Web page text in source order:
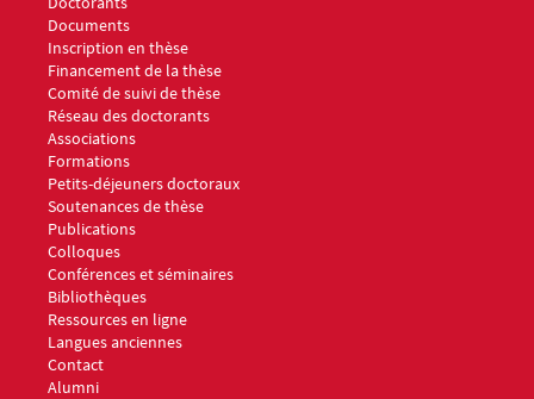
Documents
Menu footer ED8 2
Inscription en thèse
Financement de la thèse
Comité de suivi de thèse
Réseau des doctorants
Associations
Menu footer ED8 3
Formations
Petits-déjeuners doctoraux
Soutenances de thèse
Publications
Colloques
Conférences et séminaires
Menu footer ED8 4
Bibliothèques
Ressources en ligne
Langues anciennes
Menu footer ED8 5
Contact
Alumni